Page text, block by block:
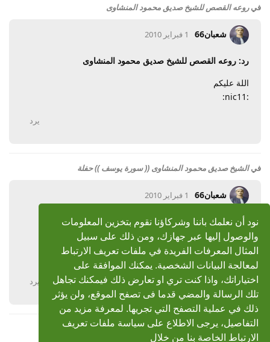
نود أن نعلمك باننا وشركاؤنا نقوم بتخزين المعلومات
والوصول إليها عبر جهازك، ومن ذلك على سبيل
المثال المعرفات الفريدة في ملفات تعريف الارتباط
لمعالجة البيانات الشخصية. يمكنك الموافقة على
اختياراتك، واذا كنت تري او تعارض ذلك فيمكنك تجاهل
تلك الرسالة والمضي قدما فى تصفح الموقع، ولن يؤثر
ذلك في عملية التصفح التي تجريها. لمعرفة مزيد من
التفاصيل، يرجى الاطلاع على سياسة ملفات تعريف
الارتباط الخاصة بنا من خلال
فيروعه القصص للشيخ صديق محمود المنشاوى
شعبان66 1 فبراير 2010
رد: روعه القصص للشيخ صديق محمود المنشاوى
اللة عليكم
:nic11:
يرد
فيالشيخ صديق محمود المنشاوى (( سورة يوسف )) حفلة
شعبان66 1 فبراير 2010
رد: الشيخ صديق محمود المنشاوى (( سورة يوسف )) حفلة
مشكوووووووووووووووووووووووووووووووووووووووووور
:nic23::nic103:
يرد